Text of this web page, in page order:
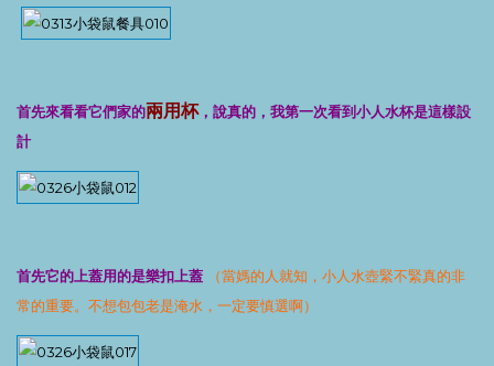
首先來看看它們家的兩用杯，說真的，我第一次看到小人水杯是這樣設
計
首先它的上蓋用的是樂扣上蓋
（當媽的人就知，小人水壺緊不緊真的非
常的重要。不想包包老是淹水，一定要慎選啊）